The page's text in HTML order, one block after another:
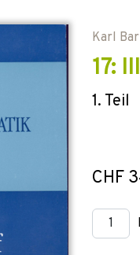
Karl
17:
1. Teil
CHF